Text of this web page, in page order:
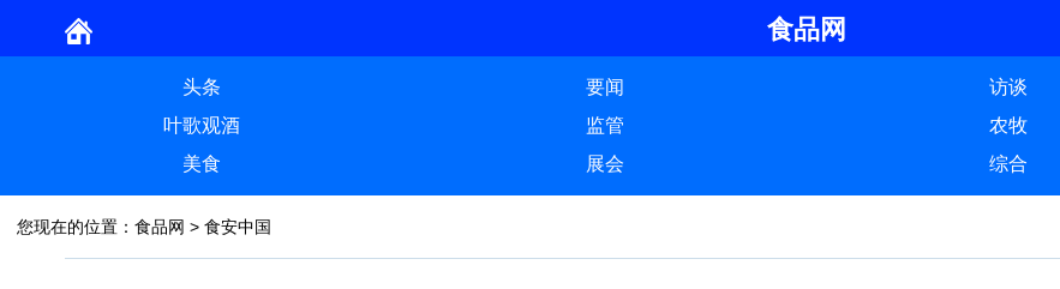
食品网
头条 要闻 访谈
叶歌观酒
监管 农牧
美食
展会 综合
您现在的位置： 食品网 > 食安中国